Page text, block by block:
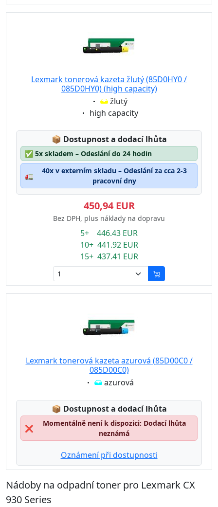
Lexmark tonerová kazeta žlutý (85D0HY0 /
085D0HY0) (high capacity)
Eigenschaft:
žlutý
Eigenschaft:
high capacity
📦 Lagerstatus:
Dostupnost a dodací lhůta
✅ 5x skladem – Odeslání do 24 hodin
🚛
40x v externím skladu – Odeslání za cca 2-3
pracovní dny
450,94 EUR
Bez DPH, plus náklady na dopravu
5+ 446.43 EUR
10+ 441.92 EUR
15+ 437.41 EUR
Lexmark tonerová kazeta azurová (85D00C0 /
085D00C0)
Eigenschaft:
azurová
📦 Lagerstatus:
Dostupnost a dodací lhůta
❌
Momentálně není k dispozici: Dodací lhůta
neznámá
Oznámení při dostupnosti
Nádoby na odpadní toner pro Lexmark CX
930 Series